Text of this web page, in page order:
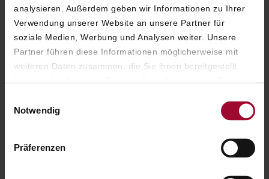
analysieren. Außerdem geben wir Informationen zu Ihrer
Verwendung unserer Website an unsere Partner für
soziale Medien, Werbung und Analysen weiter. Unsere
Partner führen diese Informationen möglicherweise mit
weiteren Daten zusammen, die Sie ihnen bereitgestellt
unsererDatenschutzerklärung
Notwendig
Präferenzen